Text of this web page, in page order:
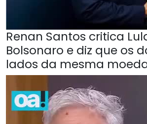
Renan Santos critica
Bolsonaro e diz que os
lados da mesma